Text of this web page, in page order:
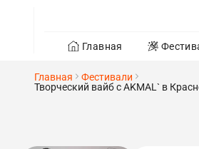
Главная
Главная
Фестивали
Творческий вайб с AKMAL` в